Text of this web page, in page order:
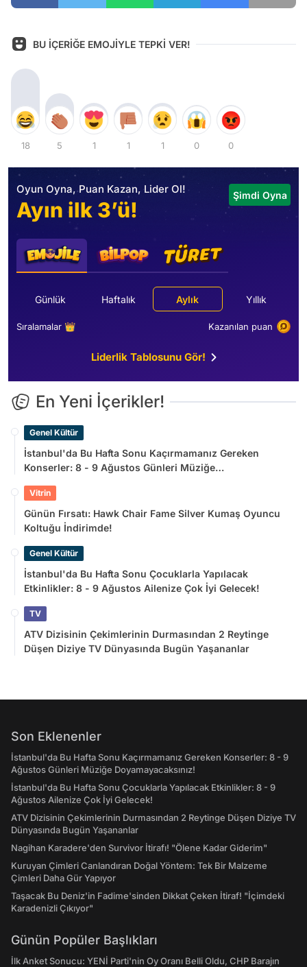
BU İÇERİĞE EMOJİYLE TEPKİ VER!
18 5 1 1 1 0 0
Oyun Oyna, Puan Kazan, Lider Ol!
Ayın ilk 3’ü!
Şimdi Oyna
Günlük Haftalık Aylık Yıllık
Sıralamalar 👑 Kazanılan puan
Liderlik Tablosunu Gör!
En Yeni İçerikler!
Genel Kültür
İstanbul'da Bu Hafta Sonu Kaçırmamanız Gereken
Konserler: 8 - 9 Ağustos Günleri Müziğe
Vitrin
Günün Fırsatı: Hawk Chair Fame Silver Kumaş Oyuncu
Koltuğu İndirimde!
Genel Kültür
İstanbul'da Bu Hafta Sonu Çocuklarla Yapılacak
Etkinlikler: 8 - 9 Ağustos Ailenize Çok İyi Gelecek!
TV
ATV Dizisinin Çekimlerinin Durmasından 2 Reytinge
Düşen Diziye TV Dünyasında Bugün Yaşananlar
Son Eklenenler
İstanbul'da Bu Hafta Sonu Kaçırmamanız Gereken Konserler: 8 - 9
Ağustos Günleri Müziğe Doyamayacaksınız!
İstanbul'da Bu Hafta Sonu Çocuklarla Yapılacak Etkinlikler: 8 - 9
Ağustos Ailenize Çok İyi Gelecek!
ATV Dizisinin Çekimlerinin Durmasından 2 Reytinge Düşen Diziye TV
Dünyasında Bugün Yaşananlar
Nagihan Karadere'den Survivor İtirafı! "Ölene Kadar Giderim"
Kuruyan Çimleri Canlandıran Doğal Yöntem: Tek Bir Malzeme
Çimleri Daha Gür Yapıyor
Taşacak Bu Deniz'in Fadime'sinden Dikkat Çeken İtiraf! "İçimdeki
Karadenizli Çıkıyor"
Günün Popüler Başlıkları
İlk Anket Sonucu: YENİ Parti'nin Oy Oranı Belli Oldu, CHP Barajın